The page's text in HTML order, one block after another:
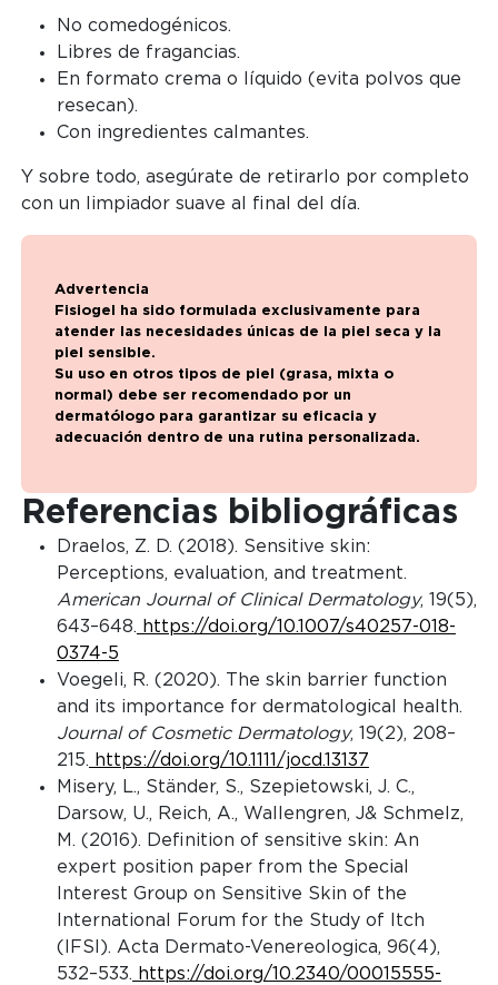
No comedogénicos.
Libres de fragancias.
En formato crema o líquido (evita polvos que
resecan).
Con ingredientes calmantes.
Y sobre todo, asegúrate de retirarlo por completo
con un limpiador suave al final del día.
Advertencia
Fisiogel ha sido formulada exclusivamente para
atender las necesidades únicas de la piel seca y la
piel sensible.
Su uso en otros tipos de piel (grasa, mixta o
normal) debe ser recomendado por un
dermatólogo para garantizar su eficacia y
adecuación dentro de una rutina personalizada.
Referencias bibliográficas
Draelos, Z. D. (2018). Sensitive skin:
Perceptions, evaluation, and treatment.
American Journal of Clinical Dermatology, 19(5),
643–648. https://doi.org/10.1007/s40257-018-
0374-5
Voegeli, R. (2020). The skin barrier function
and its importance for dermatological health.
Journal of Cosmetic Dermatology, 19(2), 208–
215. https://doi.org/10.1111/jocd.13137
Misery, L., Ständer, S., Szepietowski, J. C.,
Darsow, U., Reich, A., Wallengren, J& Schmelz,
M. (2016). Definition of sensitive skin: An
expert position paper from the Special
Interest Group on Sensitive Skin of the
International Forum for the Study of Itch
(IFSI). Acta Dermato-Venereologica, 96(4),
532–533. https://doi.org/10.2340/00015555-